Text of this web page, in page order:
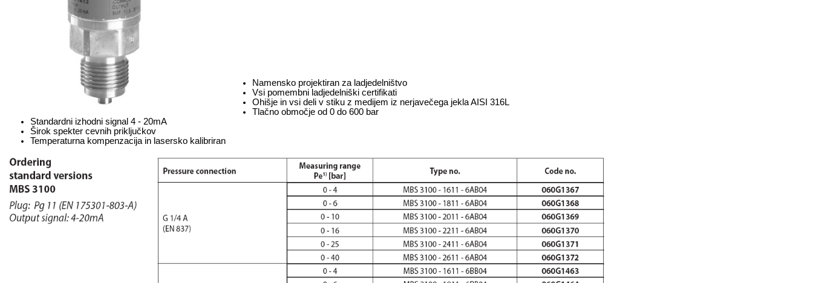
Namensko projektiran za ladjedelništvo
Vsi pomembni ladjedelniški certifikati
Ohišje in vsi deli v stiku z medijem iz nerjavečega jekla AISI 316L
Tlačno območje od 0 do 600 bar
Standardni izhodni signal 4 - 20mA
Širok spekter cevnih priključkov
Temperaturna kompenzacija in lasersko kalibriran